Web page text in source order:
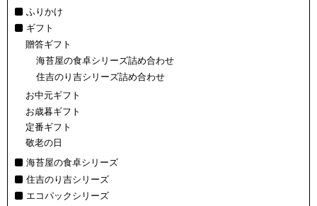
ふりかけ
ギフト
贈答ギフト
海苔屋の食卓シリーズ詰め合わせ
住吉のり吉シリーズ詰め合わせ
お中元ギフト
お歳暮ギフト
定番ギフト
敬老の日
海苔屋の食卓シリーズ
住吉のり吉シリーズ
エコパックシリーズ